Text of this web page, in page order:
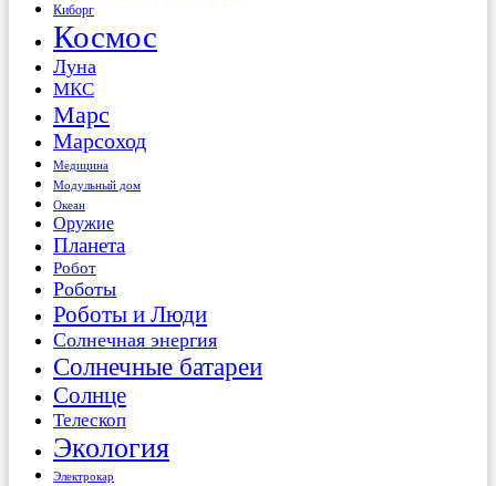
Киборг
Космос
Луна
МКС
Марс
Марсоход
Медицина
Модульный дом
Океан
Оружие
Планета
Робот
Роботы
Роботы и Люди
Солнечная энергия
Солнечные батареи
Солнце
Телескоп
Экология
Электрокар